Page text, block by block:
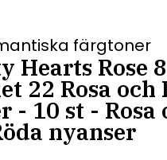
färgtoner
Hearts Rose
22 Rosa och
- 10 st - Rosa
nyanser